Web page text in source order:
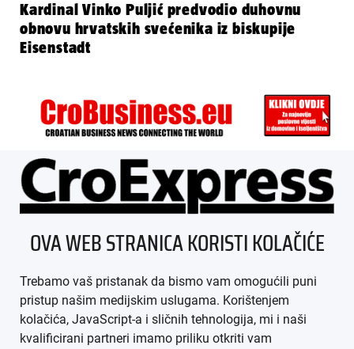
Kardinal Vinko Puljić predvodio duhovnu
obnovu hrvatskih svećenika iz biskupije
Eisenstadt
ÜBER UNS
IMPRESSUM
AGB
DATENSCHUTZ
OVA WEB STRANICA KORISTI KOLAČIĆE
Trebamo vaš pristanak da bismo vam omogućili puni
pristup našim medijskim uslugama. Korištenjem
kolačića, JavaScript-a i sličnih tehnologija, mi i naši
kvalificirani partneri imamo priliku otkriti vam